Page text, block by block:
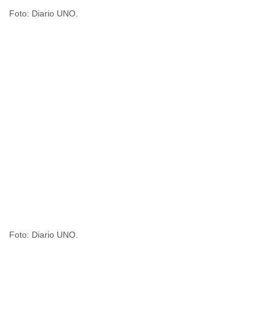
Foto: Diario UNO.
Foto: Diario UNO.